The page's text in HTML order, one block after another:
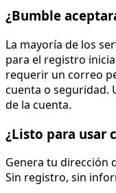
¿Bumble
La mayoría de los
para el registro
requerir un correo
cuenta o seguridad.
de la cuenta.
¿Listo para usar
Genera tu dirección
Sin registro, sin